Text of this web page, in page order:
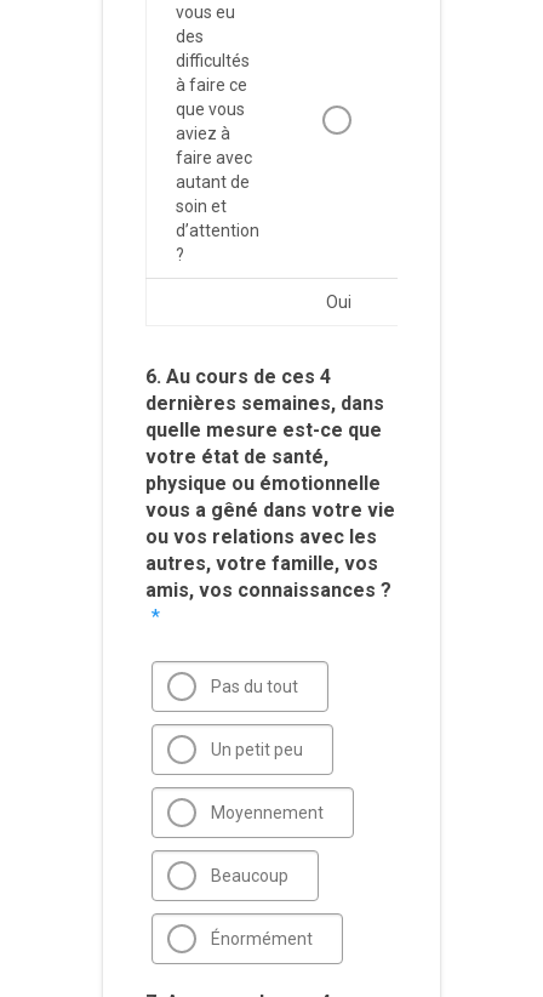
Oui
vous eu
des
difficultés
à faire ce
que vous
aviez à
faire avec
autant de
soin et
d’attention
?
6. Au cours de ces 4
dernières semaines, dans
quelle mesure est-ce que
votre état de santé,
physique ou émotionnelle
vous a gêné dans votre vie
ou vos relations avec les
autres, votre famille, vos
amis, vos connaissances ?
*
Pas du tout
Un petit peu
Moyennement
Beaucoup
Énormément